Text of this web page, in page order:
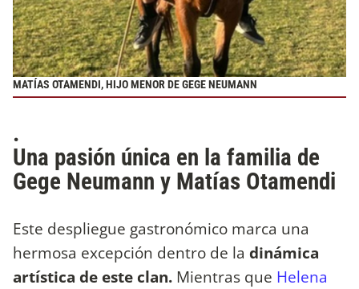
MATÍAS OTAMENDI, HIJO MENOR DE GEGE NEUMANN
.
Una pasión única en la familia de
Gege Neumann y Matías Otamendi
Este despliegue gastronómico marca una
hermosa excepción dentro de la dinámica
artística de este clan. Mientras que Helena